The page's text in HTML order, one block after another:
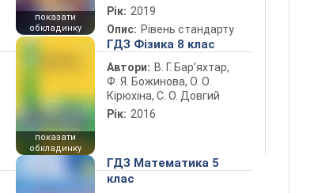
показати
обкладинку
Рік: 2019
Опис: Рівень стандарту
показати
обкладинку
ГДЗ Фізика 8 клас
Автори: В. Г. Бар’яхтар,
Ф. Я. Божинова, О. О.
Кірюхіна, С. О. Довгий
Рік: 2016
ГДЗ Математика 5
клас